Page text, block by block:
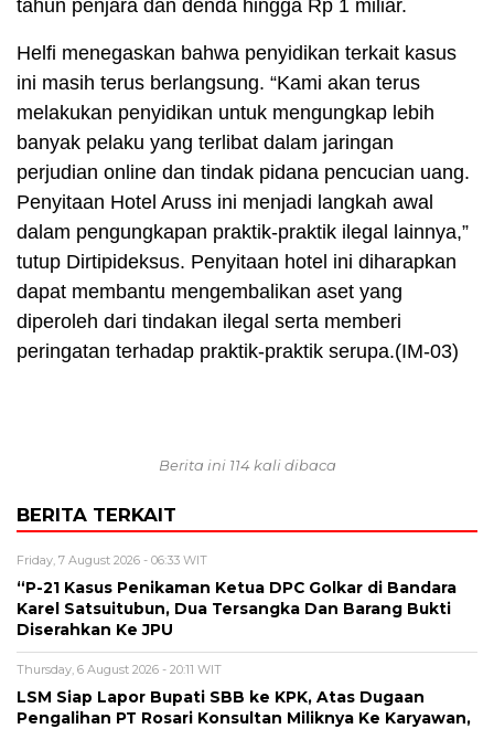
tahun penjara dan denda hingga Rp 1 miliar.
Helfi menegaskan bahwa penyidikan terkait kasus
ini masih terus berlangsung. “Kami akan terus
melakukan penyidikan untuk mengungkap lebih
banyak pelaku yang terlibat dalam jaringan
perjudian online dan tindak pidana pencucian uang.
Penyitaan Hotel Aruss ini menjadi langkah awal
dalam pengungkapan praktik-praktik ilegal lainnya,”
tutup Dirtipideksus. Penyitaan hotel ini diharapkan
dapat membantu mengembalikan aset yang
diperoleh dari tindakan ilegal serta memberi
peringatan terhadap praktik-praktik serupa.(IM-03)
Berita ini 114 kali dibaca
BERITA TERKAIT
Friday, 7 August 2026 - 06:33 WIT
“P-21 Kasus Penikaman Ketua DPC Golkar di Bandara
Karel Satsuitubun, Dua Tersangka Dan Barang Bukti
Diserahkan Ke JPU
Thursday, 6 August 2026 - 20:11 WIT
LSM Siap Lapor Bupati SBB ke KPK, Atas Dugaan
Pengalihan PT Rosari Konsultan Miliknya Ke Karyawan,